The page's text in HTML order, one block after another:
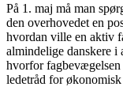
På 1. maj må man
den overhovedet en
hvordan ville en aktiv
almindelige danskere i
hvorfor
ledetråd for